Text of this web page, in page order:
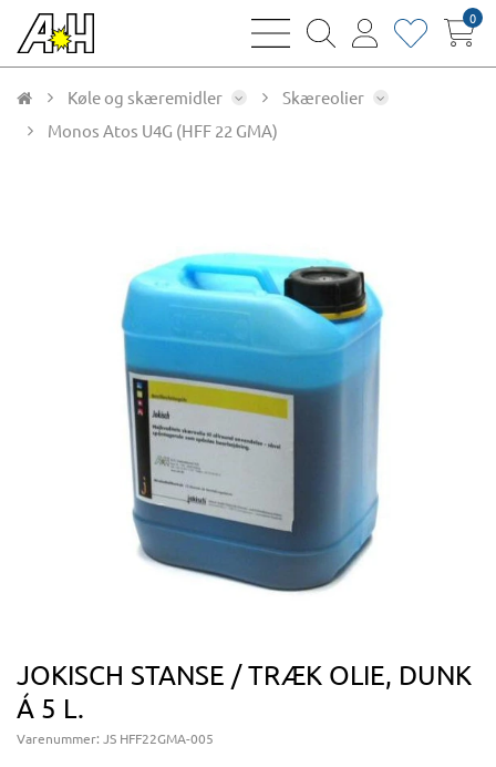
bars
magnifying
user
heart0
Køle og skæremidler
Skæreolier
Monos Atos U4G (HFF 22 GMA)
JOKISCH STANSE / TRÆK OLIE, DUNK
Á 5 L.
Varenummer: JS HFF22GMA-005